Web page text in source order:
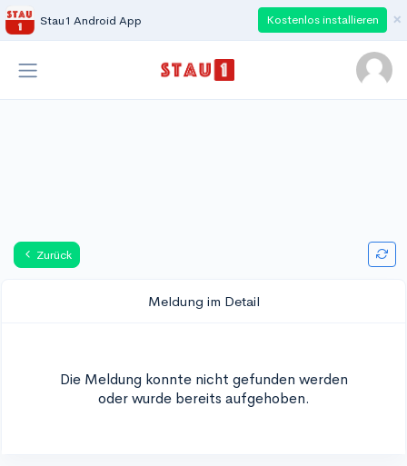
Stau1 Android App Kostenlos installieren ×
Zurück
Meldung im Detail
Die Meldung konnte nicht gefunden werden
oder wurde bereits aufgehoben.